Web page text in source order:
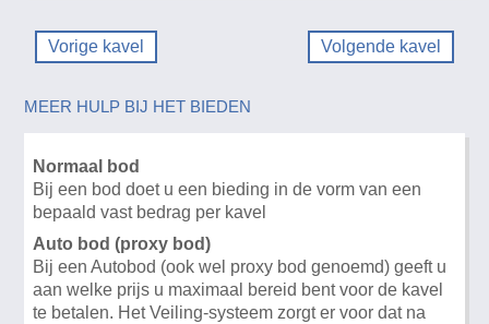
Vorige kavel Volgende kavel
MEER HULP BIJ HET BIEDEN
Normaal bod
Bij een bod doet u een bieding in de vorm van een
bepaald vast bedrag per kavel
Auto bod (proxy bod)
Bij een Autobod (ook wel proxy bod genoemd) geeft u
aan welke prijs u maximaal bereid bent voor de kavel
te betalen. Het Veiling-systeem zorgt er voor dat na